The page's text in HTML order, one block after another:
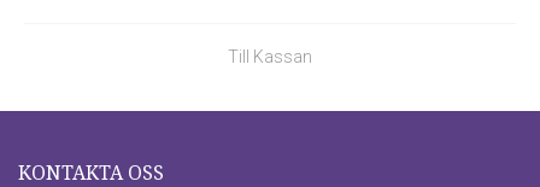
Till Kassan
KONTAKTA OSS